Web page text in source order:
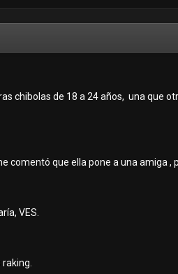
chibolas de 18 a 24 años, una que
comentó que ella pone a una amiga ,
VES.
raking.